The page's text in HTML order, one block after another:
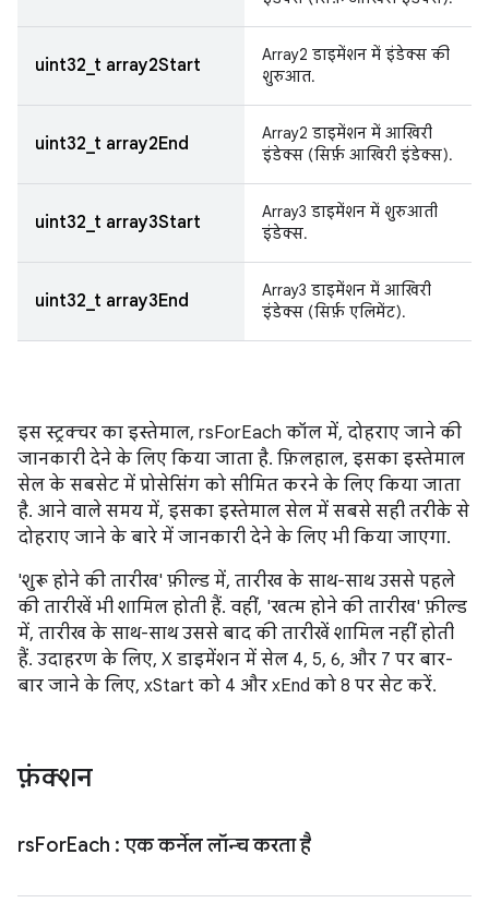
uint32_t array2Start
Array2 डाइमेंशन में इंडेक्स की
शुरुआत.
uint32_t array2End
Array2 डाइमेंशन में आखिरी
इंडेक्स (सिर्फ़ आखिरी इंडेक्स).
uint32_t array3Start
Array3 डाइमेंशन में शुरुआती
इंडेक्स.
uint32_t array3End
Array3 डाइमेंशन में आखिरी
इंडेक्स (सिर्फ़ एलिमेंट).
इस स्ट्रक्चर का इस्तेमाल, rsForEach कॉल में, दोहराए जाने की
जानकारी देने के लिए किया जाता है. फ़िलहाल, इसका इस्तेमाल
सेल के सबसेट में प्रोसेसिंग को सीमित करने के लिए किया जाता
है. आने वाले समय में, इसका इस्तेमाल सेल में सबसे सही तरीके से
दोहराए जाने के बारे में जानकारी देने के लिए भी किया जाएगा.
'शुरू होने की तारीख' फ़ील्ड में, तारीख के साथ-साथ उससे पहले
की तारीखें भी शामिल होती हैं. वहीं, 'खत्म होने की तारीख' फ़ील्ड
में, तारीख के साथ-साथ उससे बाद की तारीखें शामिल नहीं होती
हैं. उदाहरण के लिए, X डाइमेंशन में सेल 4, 5, 6, और 7 पर बार-
बार जाने के लिए, xStart को 4 और xEnd को 8 पर सेट करें.
फ़ंक्शन
rsForEach : एक कर्नेल लॉन्च करता है